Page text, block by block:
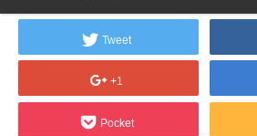
Tweet
+1
Pocket